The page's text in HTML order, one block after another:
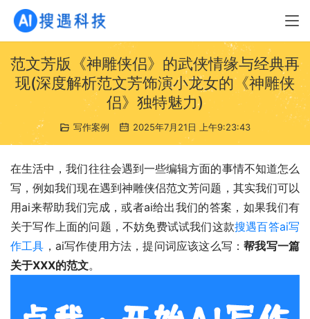
范文芳版《神雕侠侣》的武侠情缘与经典再
现(深度解析范文芳饰演小龙女的《神雕侠
侣》独特魅力)
写作案例 2025年7月21日 上午9:23:43
在生活中，我们往往会遇到一些编辑方面的事情不知道怎么
写，例如我们现在遇到神雕侠侣范文芳问题，其实我们可以
用ai来帮助我们完成，或者ai给出我们的答案，如果我们有
关于写作上面的问题，不妨免费试试我们这款搜遇百答ai写
作工具 ，ai写作使用方法，提问词应该这么写：帮我写一篇
关于XXX的范文。